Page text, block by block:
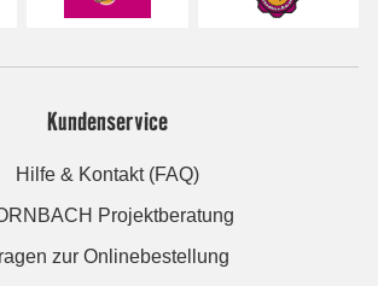
Kundenservice
Hilfe & Kontakt (FAQ)
Projektberatung
zur Onlinebestellung